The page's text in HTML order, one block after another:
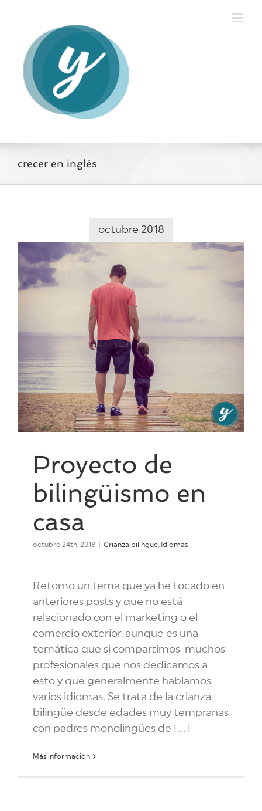
contenido
crecer en inglés
octubre 2018
Proyecto de
bilingüismo en
casa
octubre 24th, 2018 Crianza bilingüe Idiomas
Retomo un tema que ya he tocado en
anteriores posts y que no está
relacionado con el marketing o el
comercio exterior, aunque es una
temática que si compartimos muchos
profesionales que nos dedicamos a
esto y que generalmente hablamos
varios idiomas. Se trata de la crianza
bilingüe desde edades muy tempranas
con padres monolingües de [...]
Más información